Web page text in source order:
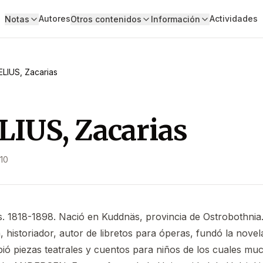
Notas AutoresOtros contenidos Información Actividades
Zacarias
Zacarias
1818-1898. Nació en Kuddnäs, provincia de
historiador, autor de libretos para óperas, fundó la
piezas teatrales y cuentos para niños de los cuales